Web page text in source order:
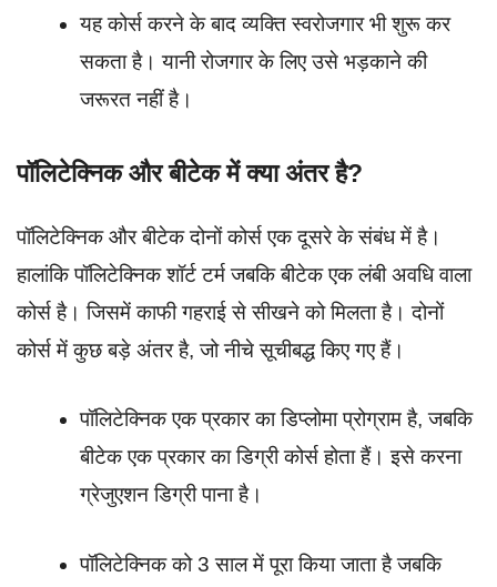
यह कोर्स करने के बाद व्यक्ति स्वरोजगार भी शुरू कर
सकता है। यानी रोजगार के लिए उसे भड़काने की
जरूरत नहीं है।
पॉलिटेक्निक और बीटेक में क्या अंतर है?
पॉलिटेक्निक और बीटेक दोनों कोर्स एक दूसरे के संबंध में है।
हालांकि पॉलिटेक्निक शॉर्ट टर्म जबकि बीटेक एक लंबी अवधि वाला
कोर्स है। जिसमें काफी गहराई से सीखने को मिलता है। दोनों
कोर्स में कुछ बड़े अंतर है, जो नीचे सूचीबद्ध किए गए हैं।
पॉलिटेक्निक एक प्रकार का डिप्लोमा प्रोग्राम है, जबकि
बीटेक एक प्रकार का डिग्री कोर्स होता हैं। इसे करना
ग्रेजुएशन डिग्री पाना है।
पॉलिटेक्निक को 3 साल में पूरा किया जाता है जबकि